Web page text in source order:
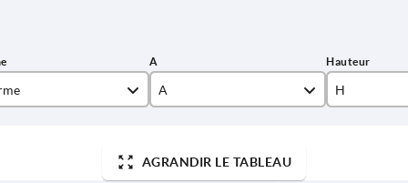
A
74
H
AGRANDIR LE TABLEAU